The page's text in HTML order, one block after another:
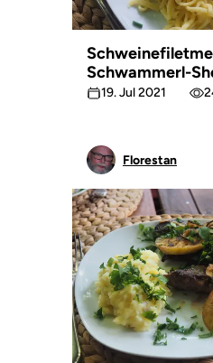
Schwammerl-
Rahmsauce
19. Jul 2021
Florestan